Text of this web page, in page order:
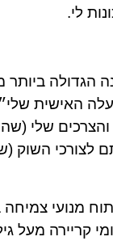
לי.
ביותר
שלי״
שלי
השוק
מנועי צמיחה
מעל גיל 45.